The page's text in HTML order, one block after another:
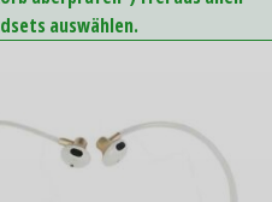
auswählen.